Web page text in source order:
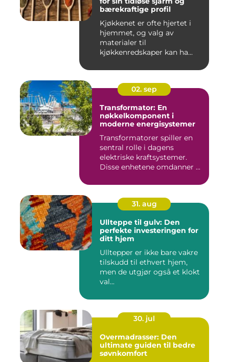
bærekraftige profil
Kjøkkenet er ofte hjertet i
hjemmet, og valg av
materialer til
kjøkkenredskaper kan ha...
02. sep
Transformator: En
nøkkelkomponent i
moderne energisystemer
Transformatorer spiller en
sentral rolle i dagens
elektriske kraftsystemer.
Disse enhetene omdanner ...
31. aug
Ullteppe til gulv: Den
perfekte investeringen for
ditt hjem
Ulltepper er ikke bare vakre
tilskudd til ethvert hjem,
men de utgjør også et klokt
val...
30. jul
Overmadrasser: Den
ultimate guiden til bedre
søvnkomfort